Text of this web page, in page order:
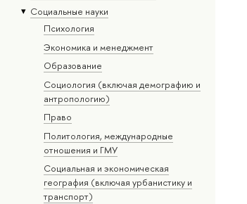
Социальные науки
Психология
Экономика и менеджмент
Образование
Социология (включая демографию и
антропологию)
Право
Политология, международные
отношения и ГМУ
Социальная и экономическая
география (включая урбанистику и
транспорт)